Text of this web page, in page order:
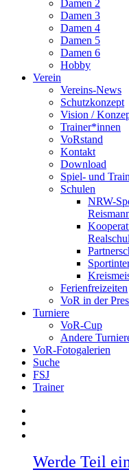
Damen 2
Damen 3
Damen 4
Damen 5
Damen 6
Hobby
Verein
Vereins-News
Schutzkonzept
Vision /
Trainer*innen
VoRstand
Kontakt
Download
Spiel- und
Schulen
NRW-
Ferienfreizeiten
VoR in der
Turniere
VoR-Cup
Andere
VoR-Fotogalerien
Suche
FSJ
Trainer
Werde Teil